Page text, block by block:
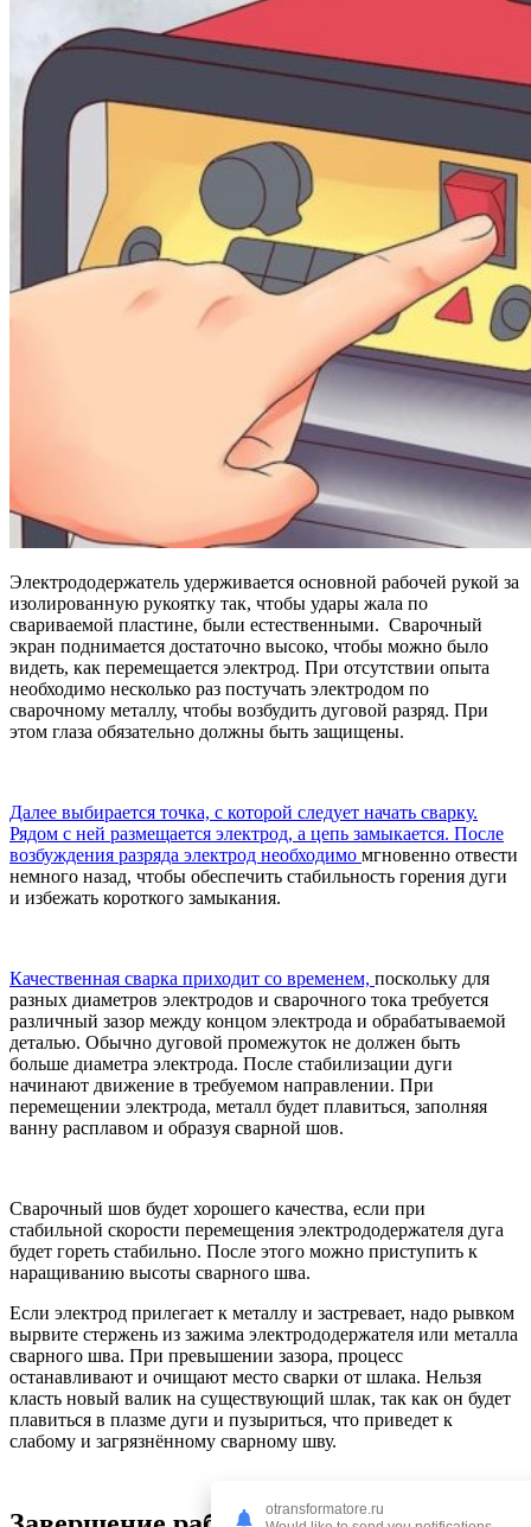
Электрододержатель удерживается основной рабочей рукой за
изолированную рукоятку так, чтобы удары жала по
свариваемой пластине, были естественными. Сварочный
экран поднимается достаточно высоко, чтобы можно было
видеть, как перемещается электрод. При отсутствии опыта
необходимо несколько раз постучать электродом по
сварочному металлу, чтобы возбудить дуговой разряд. При
этом глаза обязательно должны быть защищены.
Далее выбирается точка, с которой следует начать сварку.
Рядом с ней размещается электрод, а цепь замыкается. После
возбуждения разряда электрод необходимо мгновенно отвести
немного назад, чтобы обеспечить стабильность горения дуги
и избежать короткого замыкания.
Качественная сварка приходит со временем, поскольку для
разных диаметров электродов и сварочного тока требуется
различный зазор между концом электрода и обрабатываемой
деталью. Обычно дуговой промежуток не должен быть
больше диаметра электрода. После стабилизации дуги
начинают движение в требуемом направлении. При
перемещении электрода, металл будет плавиться, заполняя
ванну расплавом и образуя сварной шов.
Сварочный шов будет хорошего качества, если при
стабильной скорости перемещения электрододержателя дуга
будет гореть стабильно. После этого можно приступить к
наращиванию высоты сварного шва.
Если электрод прилегает к металлу и застревает, надо рывком
вырвите стержень из зажима электрододержателя или металла
сварного шва. При превышении зазора, процесс
останавливают и очищают место сварки от шлака. Нельзя
класть новый валик на существующий шлак, так как он будет
плавиться в плазме дуги и пузыриться, что приведет к
слабому и загрязнённому сварному шву.
otransformatore.ru